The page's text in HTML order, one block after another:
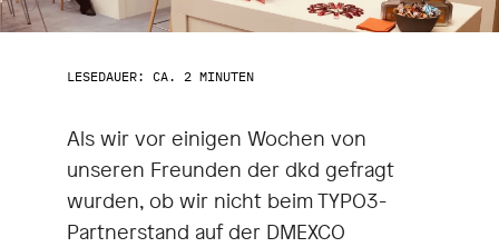
LESEDAUER: CA. 2 MINUTEN
Als wir vor einigen Wochen von
unseren Freunden der dkd gefragt
wurden, ob wir nicht beim TYPO3-
Partnerstand auf der DMEXCO